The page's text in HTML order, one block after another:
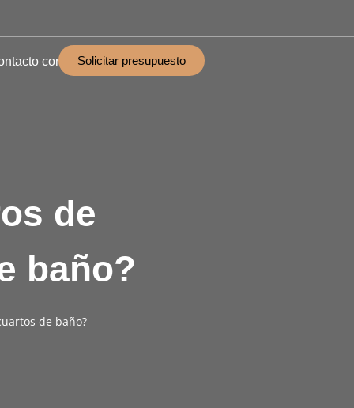
con Solicitar presupuesto
de
baño?
de baño?